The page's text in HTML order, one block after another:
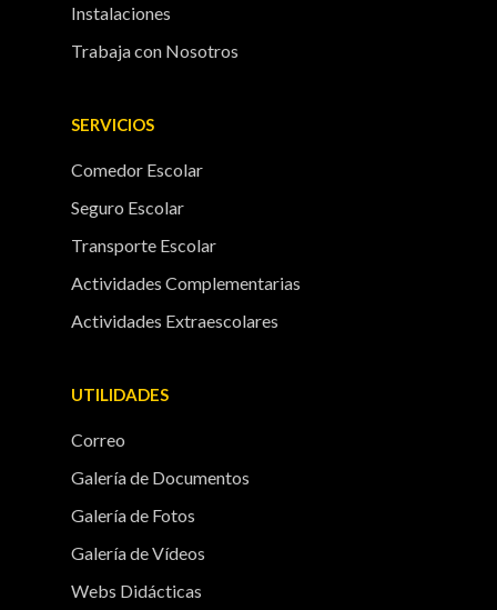
Instalaciones
Trabaja con Nosotros
SERVICIOS
Comedor Escolar
Seguro Escolar
Transporte Escolar
Actividades Complementarias
Actividades Extraescolares
UTILIDADES
Correo
Galería de Documentos
Galería de Fotos
Galería de Vídeos
Webs Didácticas